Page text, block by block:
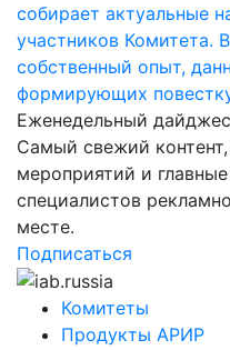
собирает актуальные
участников Комитета.
собственный опыт,
формирующих
Еженедельный
Самый свежий
мероприятий и
специалистов
месте.
Подписаться
Комитеты
Продукты АРИР